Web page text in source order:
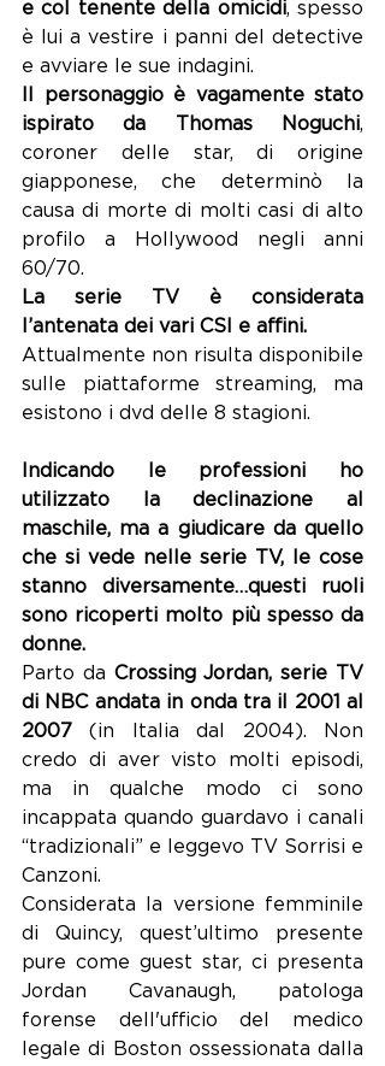
e col tenente della omicidi, spesso
è lui a vestire i panni del detective
e avviare le sue indagini.
Il personaggio è vagamente stato
ispirato da Thomas Noguchi,
coroner delle star, di origine
giapponese, che determinò la
causa di morte di molti casi di alto
profilo a Hollywood negli anni
60/70.
La serie TV è considerata
l’antenata dei vari CSI e affini.
Attualmente non risulta disponibile
sulle piattaforme streaming, ma
esistono i dvd delle 8 stagioni.
Indicando le professioni ho
utilizzato la declinazione al
maschile, ma a giudicare da quello
che si vede nelle serie TV, le cose
stanno diversamente…questi ruoli
sono ricoperti molto più spesso da
donne.
Parto da Crossing Jordan, serie TV
di NBC andata in onda tra il 2001 al
2007 (in Italia dal 2004). Non
credo di aver visto molti episodi,
ma in qualche modo ci sono
incappata quando guardavo i canali
“tradizionali” e leggevo TV Sorrisi e
Canzoni.
Considerata la versione femminile
di Quincy, quest’ultimo presente
pure come guest star, ci presenta
Jordan Cavanaugh, patologa
forense dell'ufficio del medico
legale di Boston ossessionata dalla